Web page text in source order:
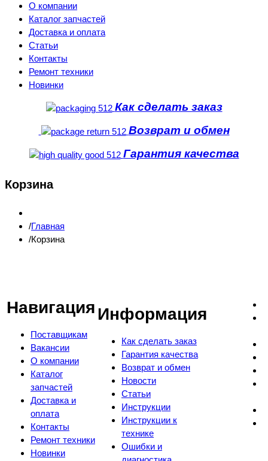
О компании
Каталог запчастей
Доставка и оплата
Статьи
Контакты
Ремонт техники
Новинки
Как сделать заказ
Возврат и обмен
Гарантия качества
Корзина
Главная
Корзина
Навигация
Поставщикам
Вакансии
О компании
Каталог
запчастей
Доставка и
оплата
Контакты
Ремонт техники
Новинки
Информация
Как сделать заказ
Гарантия качества
Возврат и обмен
Новости
Статьи
Инструкции
Инструкции к
технике
Ошибки и